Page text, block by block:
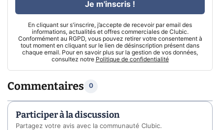
En cliquant sur s'inscrire, j’accepte de recevoir par email des
informations, actualités et offres commerciales de Clubic.
Conformément au RGPD, vous pouvez retirer votre consentement à
tout moment en cliquant sur le lien de désinscription présent dans
chaque email. Pour en savoir plus sur la gestion de vos données,
consultez notre Politique de confidentialité
Je m'inscris !
Commentaires 0
Participer à la discussion
Partagez votre avis avec la communauté Clubic.